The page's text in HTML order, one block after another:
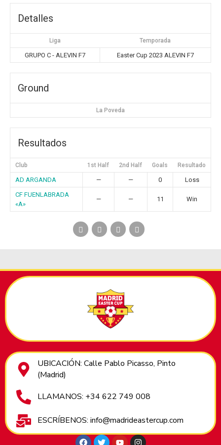
Detalles
Liga Temporada
GRUPO C - ALEVIN F7 Easter Cup 2023 ALEVIN F7
Ground
La Poveda
Resultados
Club 1st Half 2nd Half Goals Resultado
AD ARGANDA — — 0
Loss
CF FUENLABRADA
«A»
— — 11 Win
UBICACIÓN: Calle Pablo Picasso, Pinto
(Madrid)
LLAMANOS: +34 622 749 008
ESCRÍBENOS: info@madrideastercup.com